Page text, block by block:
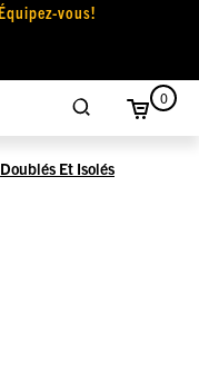
vous!
0
Doublés Et Isolés